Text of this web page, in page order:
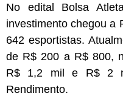
No edital Bolsa
investimento chegou a
642 esportistas.
de R$ 200 a R$ 800,
R$ 1,2 mil e R$ 2
Rendimento.